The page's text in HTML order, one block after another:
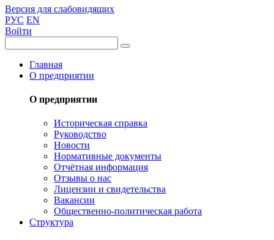
Версия для слабовидящих
РУС EN
Войти
Главная
О предприятии
О предприятии
Историческая справка
Руководство
Новости
Нормативные документы
Отчётная информация
Отзывы о нас
Лицензии и свидетельства
Вакансии
Общественно-политическая работа
Структура